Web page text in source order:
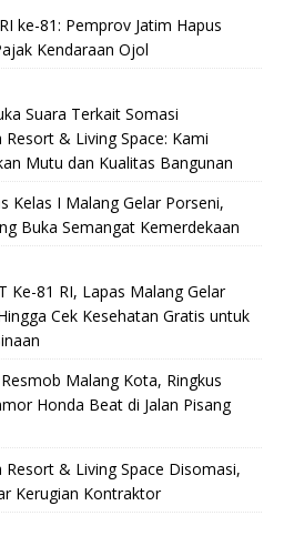
ke-81: Pemprov Jatim Hapus
Kendaraan Ojol
Suara Terkait Somasi
Resort & Living Space: Kami
Mutu dan Kualitas Bangunan
Kelas I Malang Gelar Porseni,
Buka Semangat Kemerdekaan
Ke-81 RI, Lapas Malang Gelar
Cek Kesehatan Gratis untuk
Malang Kota, Ringkus
Honda Beat di Jalan Pisang
Resort & Living Space Disomasi,
Kerugian Kontraktor